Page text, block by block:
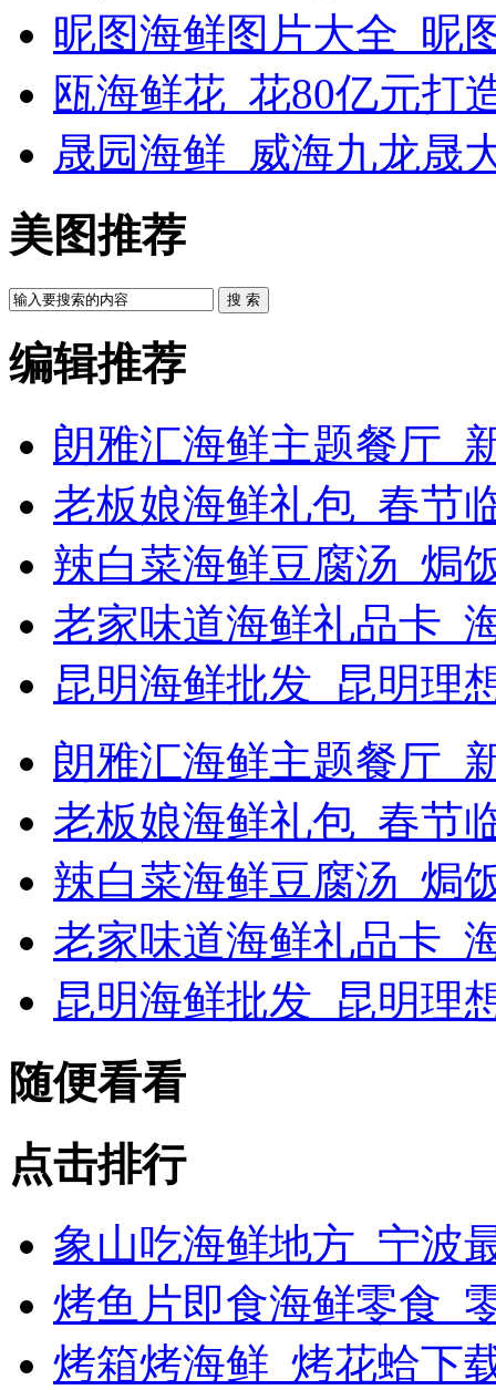
昵图海鲜图片大全_昵
瓯海鲜花_花80亿元打
晟园海鲜_威海九龙晟
美图推荐
搜 索
编辑推荐
朗雅汇海鲜主题餐厅_
老板娘海鲜礼包_春节
辣白菜海鲜豆腐汤_焗
老家味道海鲜礼品卡_
昆明海鲜批发_昆明理
朗雅汇海鲜主题餐厅_
老板娘海鲜礼包_春节
辣白菜海鲜豆腐汤_焗
老家味道海鲜礼品卡_
昆明海鲜批发_昆明理
随便看看
点击排行
象山吃海鲜地方_宁波
烤鱼片即食海鲜零食_
烤箱烤海鲜_烤花蛤下